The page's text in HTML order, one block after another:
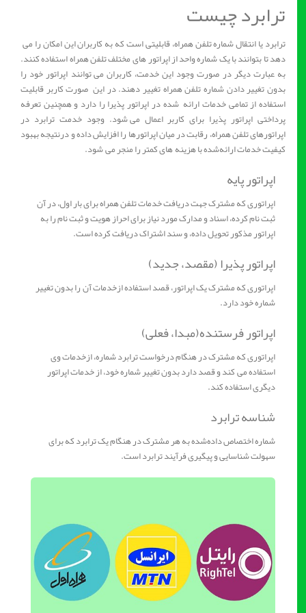
ترابرد چیست
ترابرد یا انتقال شماره تلفن همراه، قابلیتی است که به کاربران این امکان را می
دهد تا بتوانند با یک شماره واحد از‌ اپراتور های مختلف تلفن همراه استفاده کنند.
به ‌عبارت‌ دیگر در صورت وجود این خدمت، کاربران می توانند اپراتور خود را
بدون تغییر دادن شماره تلفن همراه تغییر دهند. در این صورت کاربر قابلیت
استفاده از تمامی خدمات ارائه شده در اپراتور پذیرا را دارد و همچنین تعرفه
پرداختی اپراتور پذیرا برای کاربر اعمال می شود. وجود خدمت ترابرد در
اپراتورهای تلفن همراه، رقابت در میان اپراتورها را افزایش داده و درنتیجه بهبود
کیفیت خدمات ارائه‌شده با هزینه های کمتر را منجر می شود.
اپراتور پایه
اپراتوری که مشترک جهت دریافت خدمات تلفن همراه برای بار اول، در آن
ثبت نام کرده، اسناد و مدارک مورد نیاز برای احراز هویت و ثبت نام را به
اپراتور مذکور تحویل داده، و سند اشتراک دریافت کرده است.
اپراتور پذیرا (مقصد، جدید)
اپراتوری که مشترک یک اپراتور، قصد استفاده ازخدمات آن را بدون تغییر
شماره خود دارد.
اپراتور فرستنده(مبدا، فعلی)
اپراتوری که مشترک در هنگام درخواست ترابرد شماره، ازخدمات وی
استفاده می کند و قصد دارد بدون تغییر شماره خود، از خدمات اپراتور
دیگری استفاده کند.
شناسه ترابرد
شماره اختصاص داده‌شده به هر مشترک در هنگام یک ترابرد که برای
سهولت شناسایی و پیگیری فرآیند ترابرد است.